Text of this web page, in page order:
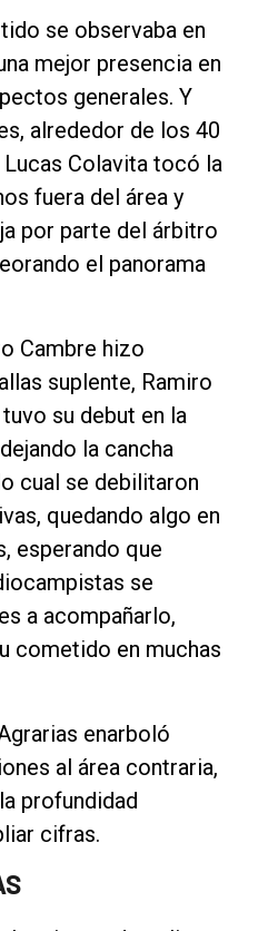
se observaba en
mejor presencia en
generales. Y
alrededor de los 40
Colavita tocó la
fuera del área y
por parte del árbitro
el panorama
Cambre hizo
suplente, Ramiro
su debut en la
la cancha
cual se debilitaron
quedando algo en
esperando que
se
a acompañarlo,
cometido en muchas
enarboló
al área contraria,
profundidad
cifras.